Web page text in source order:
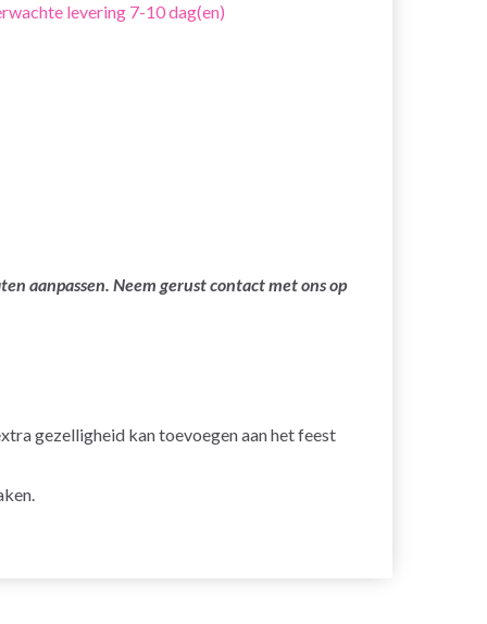
levering 7-10 dag(en)
aanpassen. Neem gerust contact met ons op
gezelligheid kan toevoegen aan het feest